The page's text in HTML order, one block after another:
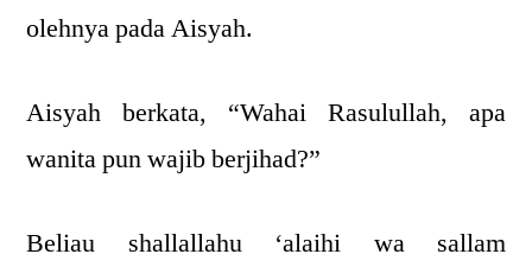
olehnya pada Aisyah.
Aisyah berkata, “Wahai Rasulullah, apa
wanita pun wajib berjihad?”
Beliau shallallahu ‘alaihi wa sallam